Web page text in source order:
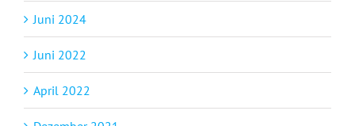
Juni 2024
Juni 2022
April 2022